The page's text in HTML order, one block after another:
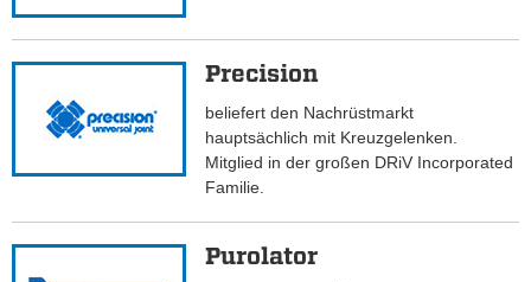
Precision
beliefert den Nachrüstmarkt
hauptsächlich mit Kreuzgelenken.
Mitglied in der großen DRiV Incorporated
Familie.
Purolator